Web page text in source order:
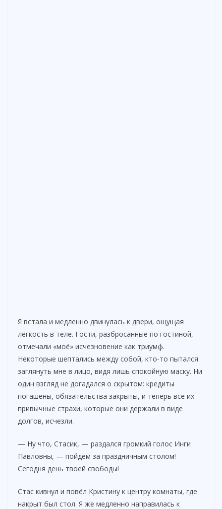
Я встала и медленно двинулась к двери, ощущая
лёгкость в теле. Гости, разбросанные по гостиной,
отмечали «моё» исчезновение как триумф.
Некоторые шептались между собой, кто-то пытался
заглянуть мне в лицо, видя лишь спокойную маску. Ни
один взгляд не догадался о скрытом: кредиты
погашены, обязательства закрыты, и теперь все их
привычные страхи, которые они держали в виде
долгов, исчезли.
— Ну что, Стасик, — раздался громкий голос Инги
Павловны, — пойдем за праздничным столом!
Сегодня день твоей свободы!
Стас кивнул и повёл Кристину к центру комнаты, где
накрыт был стол. Я же медленно направилась к